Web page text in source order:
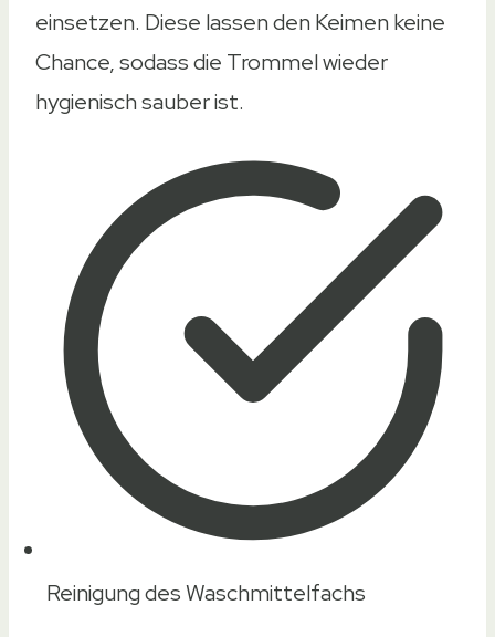
einsetzen. Diese lassen den Keimen keine
Chance, sodass die Trommel wieder
hygienisch sauber ist.
Reinigung des Waschmittelfachs